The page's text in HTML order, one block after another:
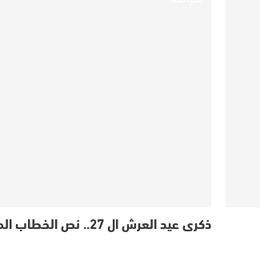
ذكرى عيد العرش ال 27.. نص الخطاب الملكي كاملا